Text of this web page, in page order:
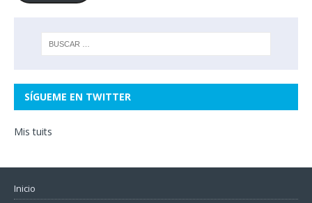
SÍGUEME EN TWITTER
Mis tuits
Inicio